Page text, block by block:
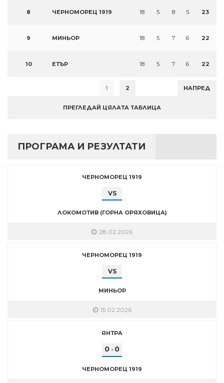
8 ЧЕРНОМОРЕЦ 1919 18 5 8 5 23
9 МИНЬОР 18 5 7 6 22
10 ЕТЪР 18 5 7 6 22
1 2 НАПРЕД
ПРЕГЛЕДАЙ ЦЯЛАТА ТАБЛИЦА
ПРОГРАМА И РЕЗУЛТАТИ
ЧЕРНОМОРЕЦ 1919
VS
ЛОКОМОТИВ (ГОРНА ОРЯХОВИЦА)
28.02.2026
ЧЕРНОМОРЕЦ 1919
VS
МИНЬОР
15.02.2026
ЯНТРА
0 - 0
ЧЕРНОМОРЕЦ 1919